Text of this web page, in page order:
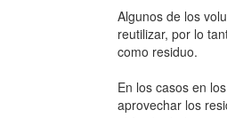
Algunos de los
reutilizar, por lo
como residuo.
En los casos en
aprovechar los